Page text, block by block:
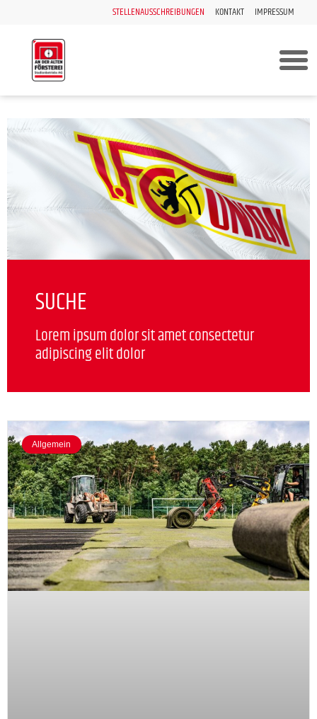
STELLENAUSSCHREIBUNGEN KONTAKT IMPRESSUM
SUCHE
Lorem ipsum dolor sit amet consectetur
adipiscing elit dolor
Allgemein